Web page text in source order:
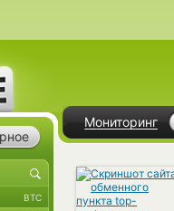
Мониторинг
BTC